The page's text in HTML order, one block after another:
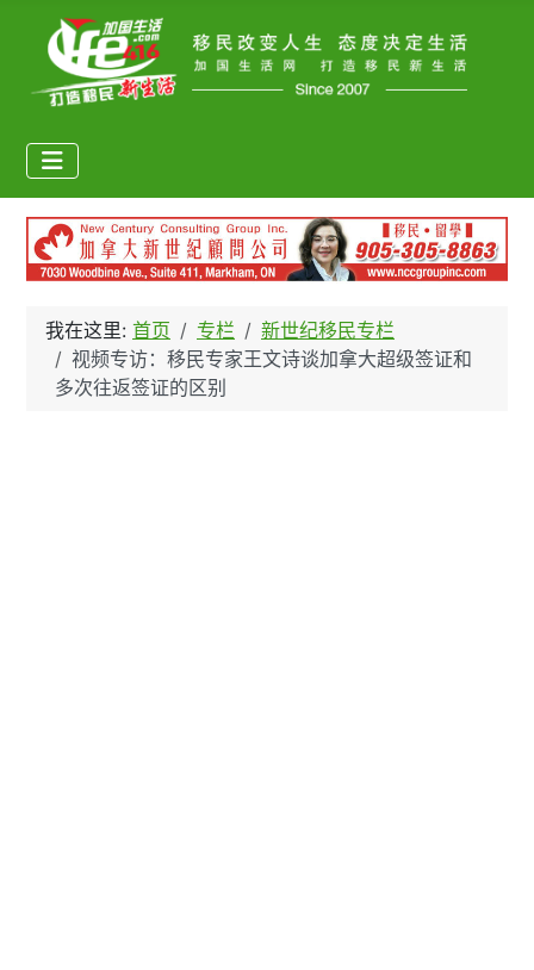
我在这里: 首页 专栏
新世纪移民专栏
视频专访：移民专家王文诗谈加拿大超级签证和
多次往返签证的区别